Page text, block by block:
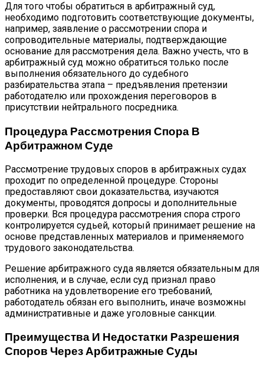
Для того чтобы обратиться в арбитражный суд,
необходимо подготовить соответствующие документы,
например, заявление о рассмотрении спора и
сопроводительные материалы, подтверждающие
основание для рассмотрения дела. Важно учесть, что в
арбитражный суд можно обратиться только после
выполнения обязательного до судебного
разбирательства этапа – предъявления претензии
работодателю или прохождения переговоров в
присутствии нейтрального посредника.
Процедура Рассмотрения Спора В
Арбитражном Суде
Рассмотрение трудовых споров в арбитражных судах
проходит по определенной процедуре. Стороны
предоставляют свои доказательства, изучаются
документы, проводятся допросы и дополнительные
проверки. Вся процедура рассмотрения спора строго
контролируется судьей, который принимает решение на
основе представленных материалов и применяемого
трудового законодательства.
Решение арбитражного суда является обязательным для
исполнения, и в случае, если суд признал право
работника на удовлетворение его требований,
работодатель обязан его выполнить, иначе возможны
административные и даже уголовные санкции.
Преимущества И Недостатки Разрешения
Споров Через Арбитражные Суды